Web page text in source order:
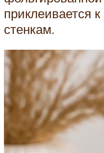
приклеивается
стенкам.